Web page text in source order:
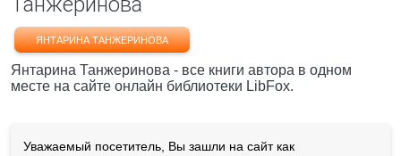
ЯНТАРИНА ТАНЖЕРИНОВА
Янтарина Танжеринова - все книги автора в одном
месте на сайте онлайн библиотеки LibFox.
Уважаемый посетитель, Вы зашли на сайт как